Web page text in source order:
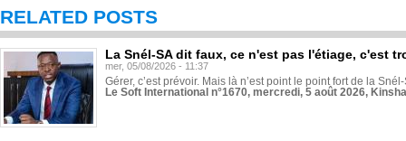
RELATED POSTS
La Snél-SA dit faux, ce n'est pas l'étiage, c'est
mer, 05/08/2026 - 11:37
Gérer, c’est prévoir. Mais là n’est point le point fort de la
Le Soft International n°1670, mercredi, 5 août 2026,